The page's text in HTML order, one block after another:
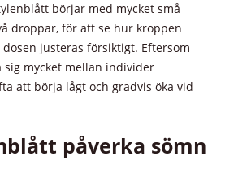
börjar med mycket små
droppar, för att se hur kroppen
justeras försiktigt. Eftersom
sig mycket mellan individer
att börja lågt och gradvis öka vid
påverka sömn